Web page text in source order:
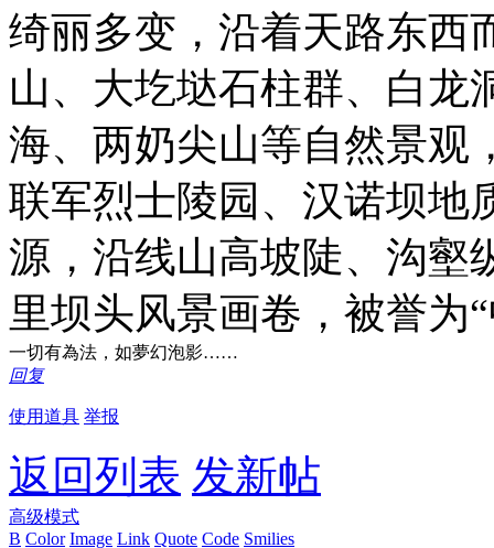
绮丽多变，沿着天路东西
山、大圪垯石柱群、白龙
海、两奶尖山等自然景观
联军烈士陵园、汉诺坝地
源，沿线山高坡陡、沟壑
里坝头风景画卷，被誉为
一切有為法，如夢幻泡影……
回复
使用道具 举报
返回列表 发新帖
高级模式
B Color Image Link Quote Code Smilies